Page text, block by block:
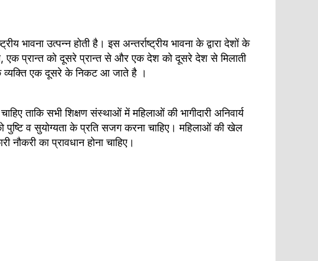
भावना उत्पन्न होती है। इस अन्तर्राष्ट्रीय भावना के द्वारा देशों के
एक प्रान्त को दूसरे प्रान्त से और एक देश को दूसरे देश से मिलाती
के व्यक्ति एक दूसरे के निकट आ जाते है ।
ताकि सभी शिक्षण संस्थाओं में महिलाओं की भागीदारी अनिवार्य
व सुयोग्यता के प्रति सजग करना चाहिए। महिलाओं की खेल
का प्रावधान होना चाहिए।